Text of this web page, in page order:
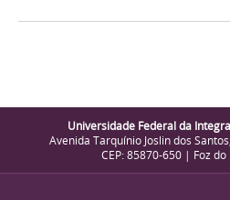
Universidade Federal da
Avenida Tarquínio Joslin dos
CEP: 85870-650 | Foz do